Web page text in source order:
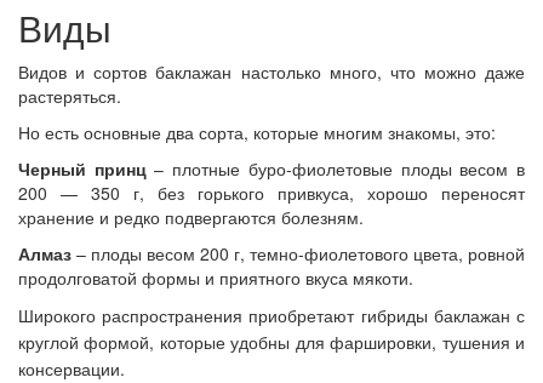
Виды
Видов и сортов баклажан настолько много, что можно даже
растеряться.
Но есть основные два сорта, которые многим знакомы, это:
Черный принц– плотные буро-фиолетовые плоды весом в
200 — 350 г, без горького привкуса, хорошо переносят
хранение и редко подвергаются болезням.
Алмаз – плоды весом 200 г, темно-фиолетового цвета, ровной
продолговатой формы и приятного вкуса мякоти.
Широкого распространения приобретают гибриды баклажан с
круглой формой, которые удобны для фаршировки, тушения и
консервации.